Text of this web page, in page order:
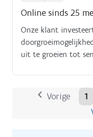
Online sinds 25
Onze klant
uit te groeien tot
liggen voor je klaar.
Vorige 1